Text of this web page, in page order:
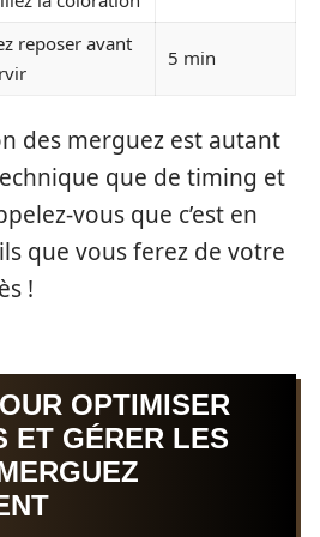
reposer avant
5 min
des merguez est autant
que de timing et
vous que c’est en
que vous ferez de votre
!
OPTIMISER
ET GÉRER LES